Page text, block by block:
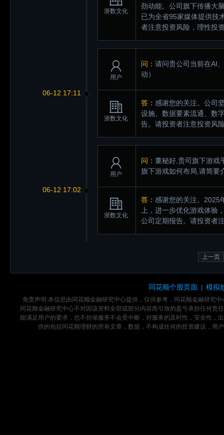
浙数文化
劲动能。公司旗下传播大
已为全省95家媒体提供技
者注意投资风险，理性投
06-12 17:11
用户
问： 请问贵公司当前在AI
动）
浙数文化
答： 感谢您的关注。公司
设施、数据要素流通、数
告。请投资者注意投资风
06-12 17:02
用户
问： 董秘好,贵司旗下游戏
旗下游戏如何布局,请简要
浙数文化
答： 感谢您的关注。2025
上，进一步优化游戏体验
公司定期报告。请投资者
上一页
同花顺个股页面 模拟
免责声明:本信息由同花顺金融研究中心提供，仅供参考，同花顺金融研究
同花顺金融研究中心不对因该资料全部或部分内容而引致的盈亏承担任何
能满足用户的要求，也不担保服务不会受中断，对服务的及时性，安全性，
供的包括同花顺理财的所有文章，数据，不构成任何的投资建议，用